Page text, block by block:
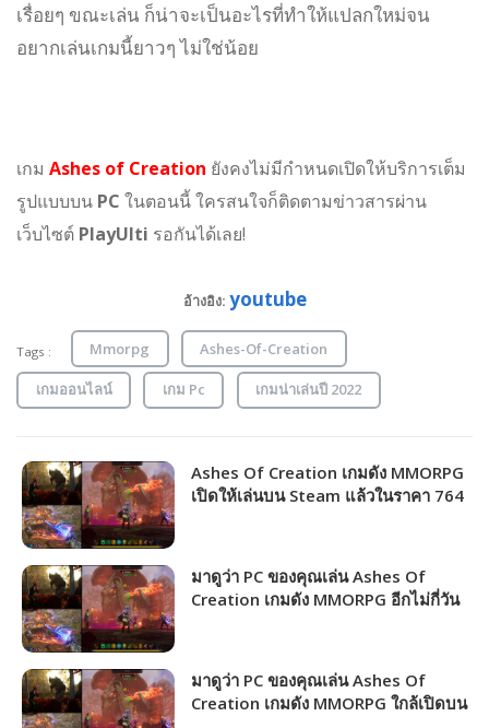
เรื่อยๆ ขณะเล่น ก็น่าจะเป็นอะไรที่ทำให้แปลกใหม่จน
อยากเล่นเกมนี้ยาวๆ ไม่ใช่น้อย
เกม Ashes of Creation ยังคงไม่มีกำหนดเปิดให้บริการเต็ม
รูปแบบบน PC ในตอนนี้ ใครสนใจก็ติดตามข่าวสารผ่าน
เว็บไซต์ PlayUlti รอกันได้เลย!
อ้างอิง: youtube
Tags : Mmorpg Ashes-Of-Creation
เกมออนไลน์ เกม Pc เกมน่าเล่นปี 2022
Ashes Of Creation เกมดัง MMORPG
เปิดให้เล่นบน Steam แล้วในราคา 764
มาดูว่า PC ของคุณเล่น Ashes Of
Creation เกมดัง MMORPG อีกไม่กี่วัน
มาดูว่า PC ของคุณเล่น Ashes Of
Creation เกมดัง MMORPG ใกล้เปิดบน